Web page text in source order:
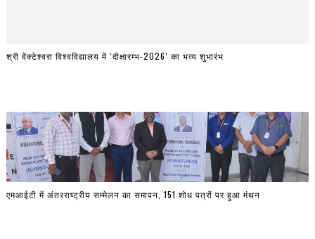
श्री वेंक्टेश्वरा विश्वविद्यालय में ‘दीक्षारम्भ-2026’ का भव्य शुभारंभ
एमआईटी में अंतरराष्ट्रीय सम्मेलन का समापन, 151 शोध पत्रों पर हुआ मंथन